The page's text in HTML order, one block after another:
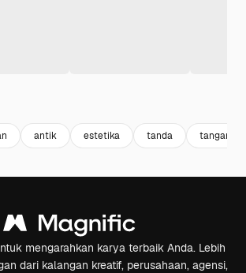
antik estetika tanda tangan
mengarahkan karya terbaik Anda. Lebih
dari kalangan kreatif, perusahaan, agensi,